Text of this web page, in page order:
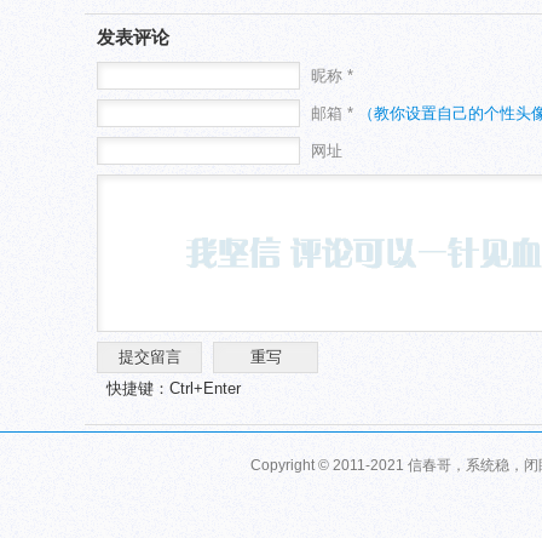
发表评论
昵称 *
邮箱 * （教你设置自己的个性头
网址
快捷键：Ctrl+Enter
Copyright © 2011-2021 信春哥，系统稳，